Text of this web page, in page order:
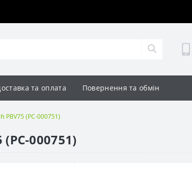
та оплата Повернення та обмін
PBV75 (PC-000751)
000751)